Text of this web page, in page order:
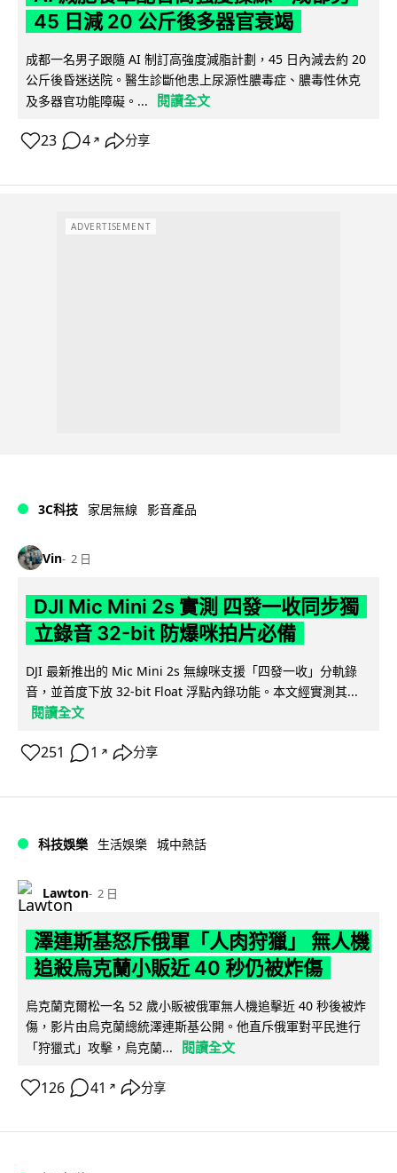
45 日減 20 公斤後多器官衰竭
成都一名男子跟隨 AI 制訂高強度減脂計劃，45 日內減去約 20
公斤後昏迷送院。醫生診斷他患上尿源性膿毒症、膿毒性休克
及多器官功能障礙。...
閱讀全文
23 4 ↗ 分享
ADVERTISEMENT
3C科技 家居無線 影音產品
Vin 2 日
DJI Mic Mini 2s 實測 四發一收同步獨
立錄音 32-bit 防爆咪拍片必備
DJI 最新推出的 Mic Mini 2s 無線咪支援「四發一收」分軌錄
音，並首度下放 32-bit Float 浮點內錄功能。本文經實測其...
閱讀全文
251 1 ↗ 分享
科技娛樂 生活娛樂 城中熱話
Lawton 2 日
澤連斯基怒斥俄軍「人肉狩獵」 無人機
追殺烏克蘭小販近 40 秒仍被炸傷
烏克蘭克爾松一名 52 歲小販被俄軍無人機追擊近 40 秒後被炸
傷，影片由烏克蘭總統澤連斯基公開。他直斥俄軍對平民進行
「狩獵式」攻擊，烏克蘭...
閱讀全文
126 41 ↗ 分享